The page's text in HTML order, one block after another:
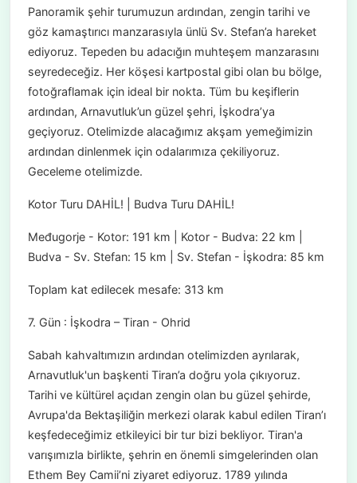
Panoramik şehir turumuzun ardından, zengin tarihi ve
göz kamaştırıcı manzarasıyla ünlü Sv. Stefan’a hareket
ediyoruz. Tepeden bu adacığın muhteşem manzarasını
seyredeceğiz. Her köşesi kartpostal gibi olan bu bölge,
fotoğraflamak için ideal bir nokta. Tüm bu keşiflerin
ardından, Arnavutluk’un güzel şehri, İşkodra’ya
geçiyoruz. Otelimizde alacağımız akşam yemeğimizin
ardından dinlenmek için odalarımıza çekiliyoruz.
Geceleme otelimizde.
Kotor Turu DAHİL! | Budva Turu DAHİL!
Međugorje - Kotor: 191 km | Kotor - Budva: 22 km |
Budva - Sv. Stefan: 15 km | Sv. Stefan - İşkodra: 85 km
Toplam kat edilecek mesafe: 313 km
7. Gün : İşkodra – Tiran - Ohrid
Sabah kahvaltımızın ardından otelimizden ayrılarak,
Arnavutluk'un başkenti Tiran’a doğru yola çıkıyoruz.
Tarihi ve kültürel açıdan zengin olan bu güzel şehirde,
Avrupa'da Bektaşiliğin merkezi olarak kabul edilen Tiran’ı
keşfedeceğimiz etkileyici bir tur bizi bekliyor. Tiran'a
varışımızla birlikte, şehrin en önemli simgelerinden olan
Ethem Bey Camii’ni ziyaret ediyoruz. 1789 yılında